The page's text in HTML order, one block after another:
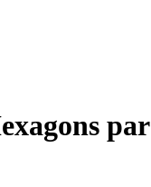
par